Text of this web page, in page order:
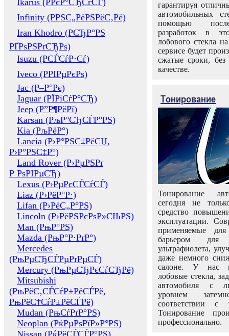
Ikarus (РРєР°СЂСѓСЃ)
Infinity (РРЅС„РёРЅРёС‚Рё)
Iran Khodro (РСЂР°РЅ
РҐРѕРЅРґСЂРѕ)
Isuzu (РСЃСѓР·Сѓ)
Iveco (РРІРµРєРѕ)
Jac (Р–Р°Рє)
Jaguar (РЇРіСѓР°СЂ)
Jeep (Р”Р¶РёРї)
Karsan (РљР°СЂСЃР°РЅ)
Kia (РљРёР°)
Lancia (Р›Р°РЅС‡РёСЏ,
Р›Р°РЅС‡Р°)
Land Rover (Р›РµРЅРґ
Р РѕРІРµСЂ)
Lexus (Р›РµРєСЃСѓСЃ)
Liaz (Р›РёР°Р·)
Lifan (Р›РёС„Р°РЅ)
Lincoln (Р›РёРЅРєРѕР»СЊРЅ)
Man (РњР°РЅ)
Mazda (РњР°Р·РґР°)
Mercedes
(РњРµСЂСЃРµРґРµСЃ)
Mercury (РњРµСЂРєСѓСЂРё)
Mitsubishi
(РњРёС‚СЃСѓР±РёСЃРё,
РњРёС†СѓР±РёСЃРё)
Mudan (РњСѓРґР°РЅ)
Neoplan (РќРµРѕРїР»Р°РЅ)
Nissan (РќРёСЃСЃР°РЅ)
гарантируя
автомобильных
помощью
разработок в
лобового стекла
сервисе будет
сжатые сроки,
качестве.
Тонирование
Тонирование
сегодня не
средство
эксплуатации.
применяемые
барьером для
ультрафиолета,
даже немного
салоне. У нас
лобовые стекла,
автомобиля с
уровнем
соответствии с
Тонирование
профессионально.